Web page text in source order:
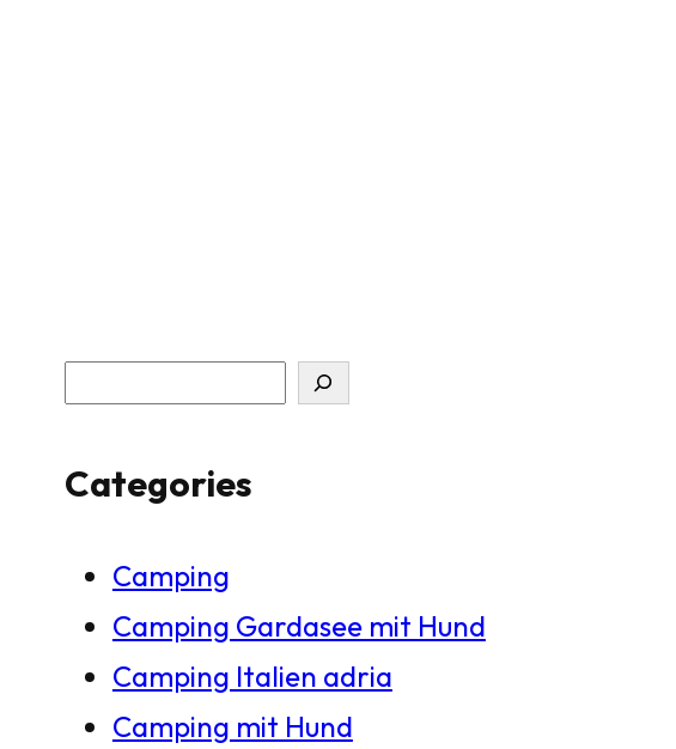
c
Categories
Camping
Camping Gardasee mit Hund
Camping Italien adria
Camping mit Hund